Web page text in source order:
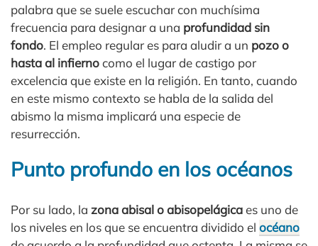
palabra que se suele escuchar con muchísima
frecuencia para designar a una profundidad sin
fondo. El empleo regular es para aludir a un pozo o
hasta al infiernocomo el lugar de castigo por
excelencia que existe en la religión. En tanto, cuando
en este mismo contexto se habla de la salida del
abismo la misma implicará una especie de
resurrección.
Punto profundo en los océanos
Por su lado, la zona abisal o abisopelágicaes uno de
los niveles en los que se encuentra dividido el océano